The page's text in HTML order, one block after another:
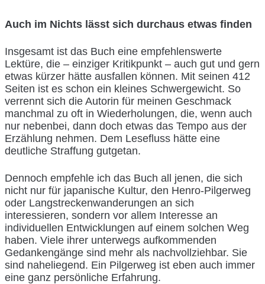
Auch im Nichts lässt sich durchaus etwas finden
Insgesamt ist das Buch eine empfehlenswerte
Lektüre, die – einziger Kritikpunkt – auch gut und gern
etwas kürzer hätte ausfallen können. Mit seinen 412
Seiten ist es schon ein kleines Schwergewicht. So
verrennt sich die Autorin für meinen Geschmack
manchmal zu oft in Wiederholungen, die, wenn auch
nur nebenbei, dann doch etwas das Tempo aus der
Erzählung nehmen. Dem Lesefluss hätte eine
deutliche Straffung gutgetan.
Dennoch empfehle ich das Buch all jenen, die sich
nicht nur für japanische Kultur, den Henro-Pilgerweg
oder Langstreckenwanderungen an sich
interessieren, sondern vor allem Interesse an
individuellen Entwicklungen auf einem solchen Weg
haben. Viele ihrer unterwegs aufkommenden
Gedankengänge sind mehr als nachvollziehbar. Sie
sind naheliegend. Ein Pilgerweg ist eben auch immer
eine ganz persönliche Erfahrung.